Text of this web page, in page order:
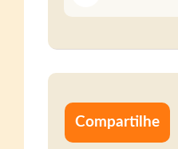
Compartilhe